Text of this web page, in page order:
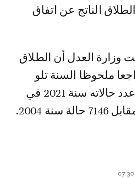
الناتج عن اتفاق
وزارة العدل أن الطلاق
ملحوظا السنة تلو
الأخرى، واستقر عدد حالاته سنة 2021 في